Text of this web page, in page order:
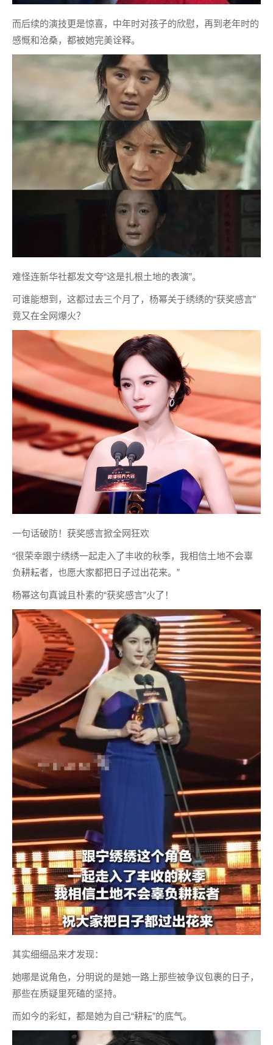
而后续的演技更是惊喜，中年时对孩子的欣慰，再到老年时的
感慨和沧桑，都被她完美诠释。
难怪连新华社都发文夸“这是扎根土地的表演”。
可谁能想到，这都过去三个月了，杨幂关于绣绣的“获奖感言”
竟又在全网爆火？
一句话破防！获奖感言掀全网狂欢
“很荣幸跟宁绣绣一起走入了丰收的秋季，我相信土地不会辜
负耕耘者，也愿大家都把日子过出花来。”
杨幂这句真诚且朴素的“获奖感言”火了！
其实细细品来才发现：
她哪是说角色，分明说的是她一路上那些被争议包裹的日子，
那些在质疑里死磕的坚持。
而如今的彩虹，都是她为自己“耕耘”的底气。